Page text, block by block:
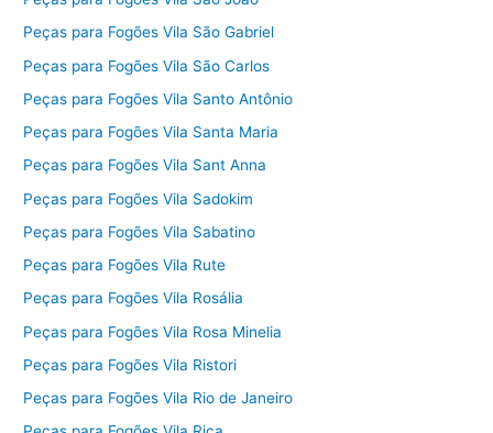
Peças para Fogões Vila São Gabriel
Peças para Fogões Vila São Carlos
Peças para Fogões Vila Santo Antônio
Peças para Fogões Vila Santa Maria
Peças para Fogões Vila Sant Anna
Peças para Fogões Vila Sadokim
Peças para Fogões Vila Sabatino
Peças para Fogões Vila Rute
Peças para Fogões Vila Rosália
Peças para Fogões Vila Rosa Minelia
Peças para Fogões Vila Ristori
Peças para Fogões Vila Rio de Janeiro